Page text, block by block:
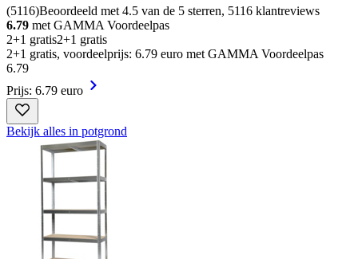
(5116)Beoordeeld met 4.5 van de 5 sterren, 5116 klantreviews
6.79 met GAMMA Voordeelpas
2+1 gratis2+1 gratis
2+1 gratis, voordeelprijs: 6.79 euro met GAMMA Voordeelpas
6.79
Prijs: 6.79 euro
Bekijk alles in potgrond